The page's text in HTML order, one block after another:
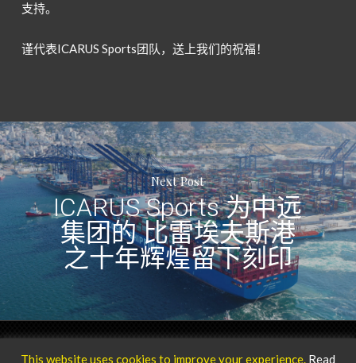
支持。
谨代表ICARUS Sports团队，送上我们的祝福！
Next Post
ICARUS Sports 为中远
集团的 比雷埃夫斯港
之十年辉煌留下刻印
This website uses cookies to improve your experience. Read